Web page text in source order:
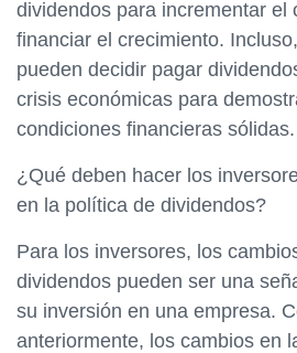
dividendos para incrementar el
financiar el crecimiento.
pueden decidir pagar
crisis económicas para
condiciones financieras sólidas.
¿Qué deben hacer los
en la política de dividendos?
Para los inversores, los
dividendos pueden ser una
su inversión en una empresa.
anteriormente, los cambios en